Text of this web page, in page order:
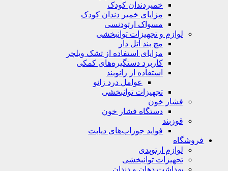
خمیردندان کودک
مزایای خمیر دندان کودک
مسواک ارتودنسی
لوازم و تجهیزات توانبخشی
مچ بند آتل دار
مزایای استفاده از تشک ویلچر
کاربرد دستگیره‌های کمکی
استفاده از زانوبند
عوامل درد زانو
تجهیزات توانبخشی
فشار خون
دستگاه فشار خون
قوزبند
فواید جوراب‌های دیابت
فروشگاه
لوازم ارتوپدی
تحهیزات توانبخشی